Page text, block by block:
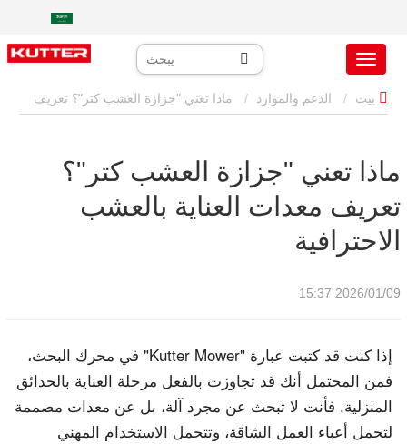
الدعم والموارد ماذا تعني "جزازة العشب كتر"؟ تعريف
ماذا تعني "جزازة العشب كتر"؟
تعريف معدات العناية بالعشب
الاحترافية
2026/01/09 15:37
إذا كنت قد كتبت عبارة "Kutter Mower" في محرك البحث،
فمن المحتمل أنك قد تجاوزت بالفعل مرحلة العناية بالحدائق
المنزلية. فأنت لا تبحث عن مجرد آلة، بل عن معدات مصممة
لتحمل أعباء العمل الشاقة، وتتحمل الاستخدام المهني